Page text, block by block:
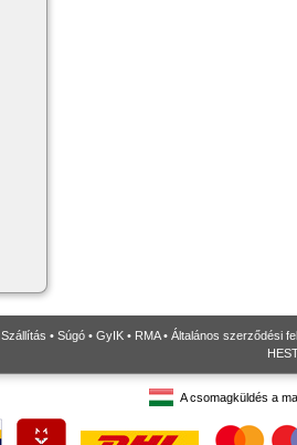
Szállítás • Súgó • GyIK • RMA• Általános szerződési
A csomagküldés a